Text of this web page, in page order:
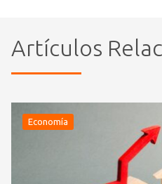
Artículos
Economía